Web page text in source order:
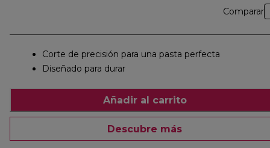
Comparar
Corte de precisión para una pasta perfecta
Diseñado para durar
Añadir al carrito
Descubre más